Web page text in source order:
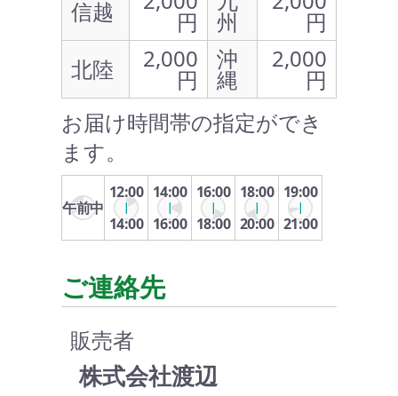
信越 円 州
円
北陸
2,000
円
沖
縄
2,000
円
お届け時間帯の指定ができ
ます。
午前中
12:00
14:00
14:00
16:00
16:00
18:00
18:00
20:00
19:00
21:00
ご連絡先
販売者
株式会社渡辺